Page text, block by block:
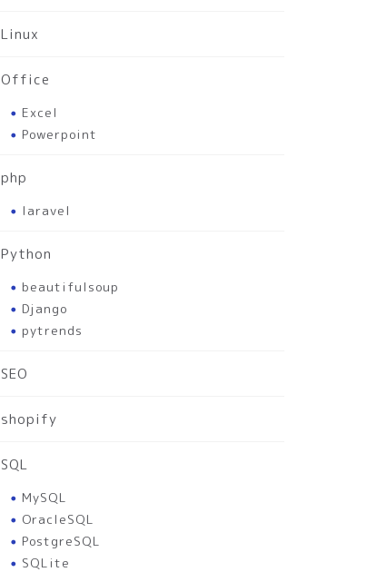
Linux
Office
Excel
Powerpoint
php
laravel
Python
beautifulsoup
Django
pytrends
SEO
shopify
SQL
MySQL
OracleSQL
PostgreSQL
SQLite